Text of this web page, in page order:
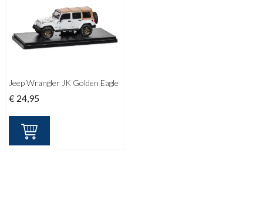
Jeep Wrangler JK Golden Eagle
€ 24,95